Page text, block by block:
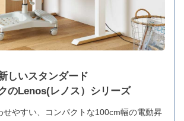
しいスタンダード
のLenos(レノス）シリーズ
せやすい、コンパクトな100cm幅の電動昇